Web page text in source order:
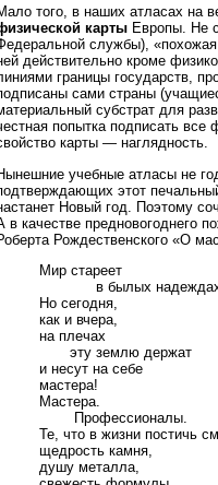
того, в наших атласах на
карты Европы. Не
службы), «похожая
действительно кроме
границы государств,
сами страны
субстрат для
попытка подписать
карты — наглядность.
учебные атласы не
этот
Новый год. Поэтому
в качестве предновогоднего
Рождественского «О
Мир стареет
в былых
Но сегодня,
как и вчера,
на плечах
эту землю держат
и несут на себе
мастера!
Мастера.
Профессионалы.
Те, что в жизни постичь
щедрость камня,
душу металла,